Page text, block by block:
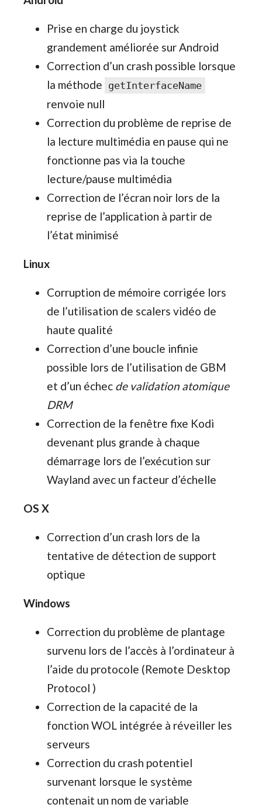
Prise en charge du joystick
grandement améliorée sur Android
Correction d’un crash possible lorsque
la méthode getInterfaceName
renvoie null
Correction du problème de reprise de
la lecture multimédia en pause qui ne
fonctionne pas via la touche
lecture/pause multimédia
Correction de l’écran noir lors de la
reprise de l’application à partir de
l’état minimisé
Linux
Corruption de mémoire corrigée lors
de l’utilisation de scalers vidéo de
haute qualité
Correction d’une boucle infinie
possible lors de l’utilisation de GBM
et d’un échec de validation atomique
DRM
Correction de la fenêtre fixe Kodi
devenant plus grande à chaque
démarrage lors de l’exécution sur
Wayland avec un facteur d’échelle
OS X
Correction d’un crash lors de la
tentative de détection de support
optique
Windows
Correction du problème de plantage
survenu lors de l’accès à l’ordinateur à
l’aide du protocole (Remote Desktop
Protocol )
Correction de la capacité de la
fonction WOL intégrée à réveiller les
serveurs
Correction du crash potentiel
survenant lorsque le système
contenait un nom de variable